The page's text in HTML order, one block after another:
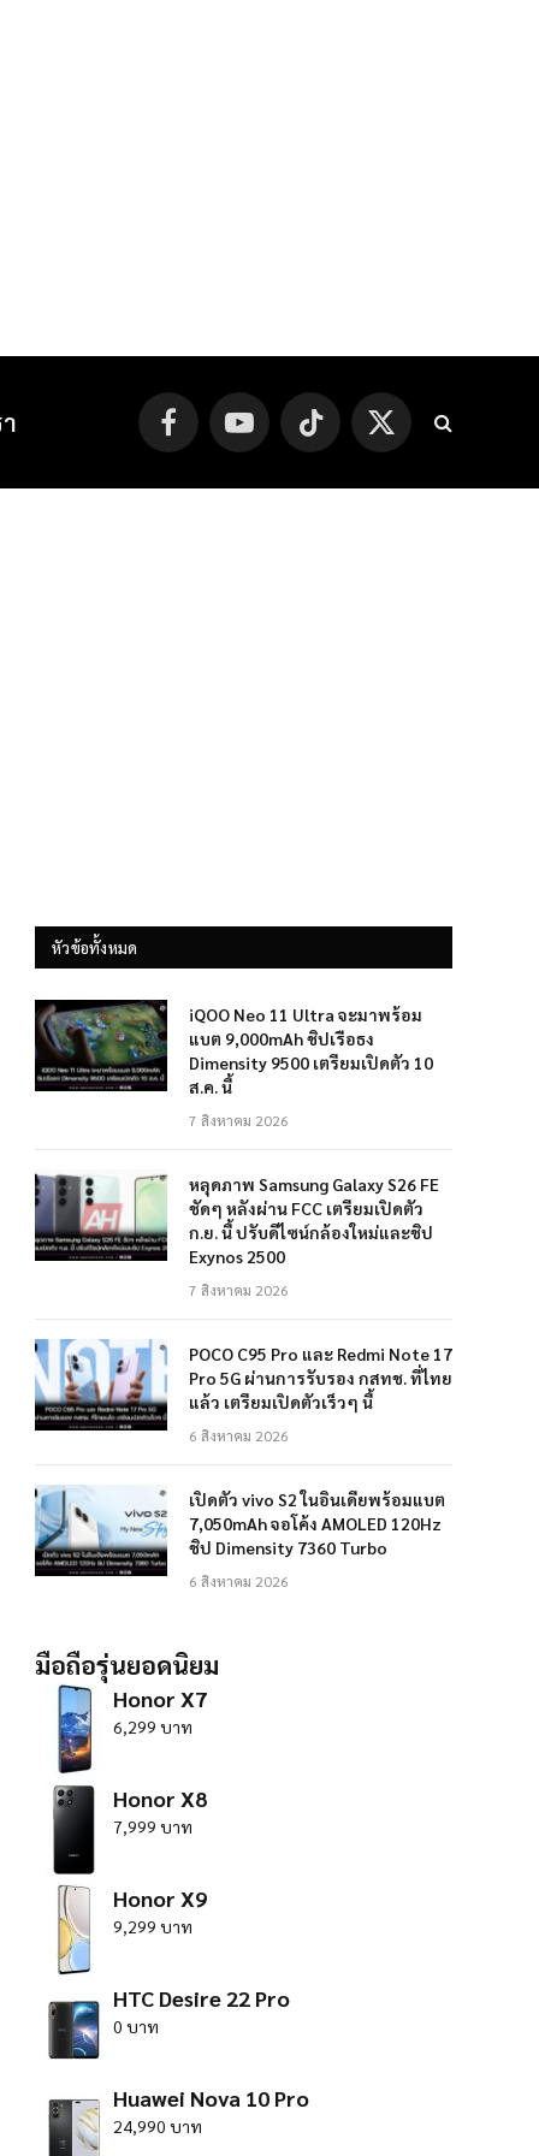
FacebookYouTube TikTok
X
(Twitter)
หัวข้อทั้งหมด
iQOO Neo 11 Ultra จะมาพร้อม
แบต 9,000mAh ชิปเรือธง
Dimensity 9500 เตรียมเปิดตัว 10
ส.ค. นี้
7 สิงหาคม 2026
หลุดภาพ Samsung Galaxy S26 FE
ชัดๆ หลังผ่าน FCC เตรียมเปิดตัว
ก.ย. นี้ ปรับดีไซน์กล้องใหม่และชิป
Exynos 2500
7 สิงหาคม 2026
POCO C95 Pro และ Redmi Note 17
Pro 5G ผ่านการรับรอง กสทช. ที่ไทย
แล้ว เตรียมเปิดตัวเร็วๆ นี้
6 สิงหาคม 2026
เปิดตัว vivo S2 ในอินเดียพร้อมแบต
7,050mAh จอโค้ง AMOLED 120Hz
ชิป Dimensity 7360 Turbo
6 สิงหาคม 2026
มือถือรุ่นยอดนิยม
Honor X7
6,299 บาท
Honor X8
7,999 บาท
Honor X9
9,299 บาท
HTC Desire 22 Pro
0 บาท
Huawei Nova 10 Pro
24,990 บาท